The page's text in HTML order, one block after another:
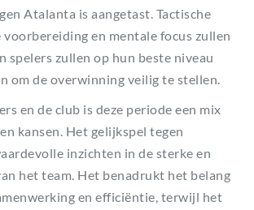
Atalanta is aangetast. Tactische
voorbereiding en mentale focus zullen
spelers zullen op hun beste niveau
om de overwinning veilig te stellen.
en de club is deze periode een mix
kansen. Het gelijkspel tegen
inzichten in de sterke en
het team. Het benadrukt het belang
en efficiëntie, terwijl het